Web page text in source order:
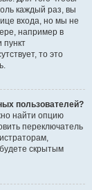
каждый раз, вы
входа, но мы не
например в
пункт
то это
пользователей?
найти опцию
переключатель
скрытым